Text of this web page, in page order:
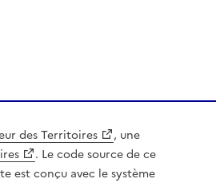
des Territoires
, une
. Le code source de ce
est conçu avec le système